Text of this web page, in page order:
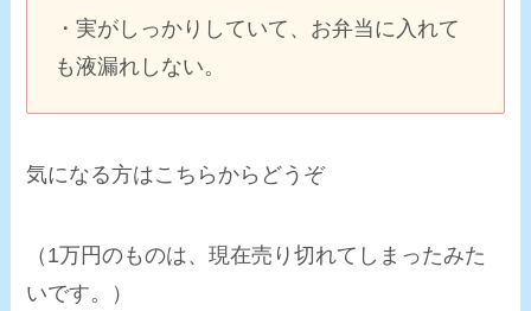
・実がしっかりしていて、お弁当に入れて
も液漏れしない。
気になる方はこちらからどうぞ
（1万円のものは、現在売り切れてしまったみた
いです。）